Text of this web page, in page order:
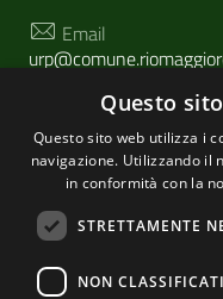
Email
SEGUICI SU
Sezione Link
Privacy
Questo
Questo sito web utilizza i
navigazione. Utilizzando il
in conformità con la
STRETTAMENTE
NON CLASSIFICATI